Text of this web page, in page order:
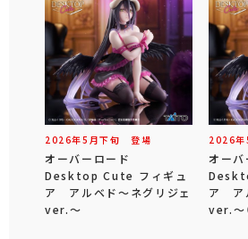
2026年5 月下旬 登場
オーバーロード
Desktop Cute フィギュ
ア アルベド～ネグリジェ
ver.～
2026年
オー
ア ア
ver.～